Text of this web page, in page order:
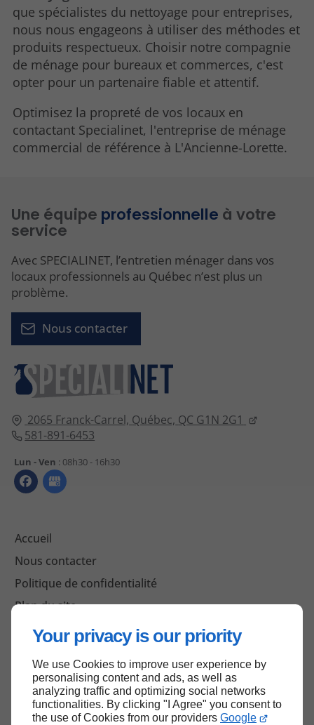
Your privacy is our priority
We use Cookies to improve user experience by
personalising content and ads, as well as
analyzing traffic and optimizing social networks
functionalities. By clicking "I Agree" you consent to
the use of Cookies from our providers Google
que spécialistes du nettoyage pour entreprises,
nous nous engageons à utiliser des méthodes et
produits respectueux. Choisir notre compagnie
de ménage pour bureaux et commerces, c'est
opter pour un partenaire fiable et attentif.
Optimisez la propreté de vos locaux en
contactant Specialinet, l'entreprise de ménage
commercial de référence à L'Ancienne-Lorette.
2065 Franck-Carrel, Québec, QC G1N 2G1
581-891-6453
Lun - Ven : 08h30 - 16h30
Accueil
Nous contacter
Politique de confidentialité
Plan du site
Une équipe professionnelle à votre
service
Avec SPECIALINET, l’entretien ménager dans vos
locaux professionnels au Québec n’est plus un
problème.
Nous contacter
Haut de page